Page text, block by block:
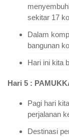
sekitar 17
Dalam
bangunan
Hari ini kita
Hari 5 :
Pagi hari
perjalanan
Destinasi